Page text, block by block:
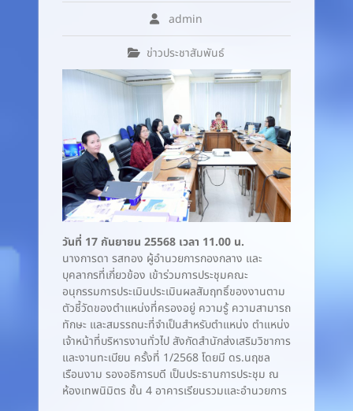
admin
ข่าวประชาสัมพันธ์
วันที่ 17 กันยายน 25568 เวลา 11.00 น.
นางการดา รสทอง ผู้อำนวยการกองกลาง และ
บุคลากรที่เกี่ยวข้อง เข้าร่วมการประชุมคณะ
อนุกรรมการประเมินประเมินผลสัมฤทธิ์ของงานตาม
ตัวชี้วัดของตำแหน่งที่ครองอยู่ ความรู้ ความสามารถ
ทักษะ และสมรรถนะที่จำเป็นสำหรับตำแหน่ง ตำแหน่ง
เจ้าหน้าที่บริหารงานทั่วไป สังกัดสำนักส่งเสริมวิชาการ
และงานทะเบียน ครั้งที่ 1/2568 โดยมี ดร.นฤชล
เรือนงาม รองอธิการบดี เป็นประธานการประชุม ณ
ห้องเทพนิมิตร ชั้น 4 อาคารเรียนรวมและอำนวยการ